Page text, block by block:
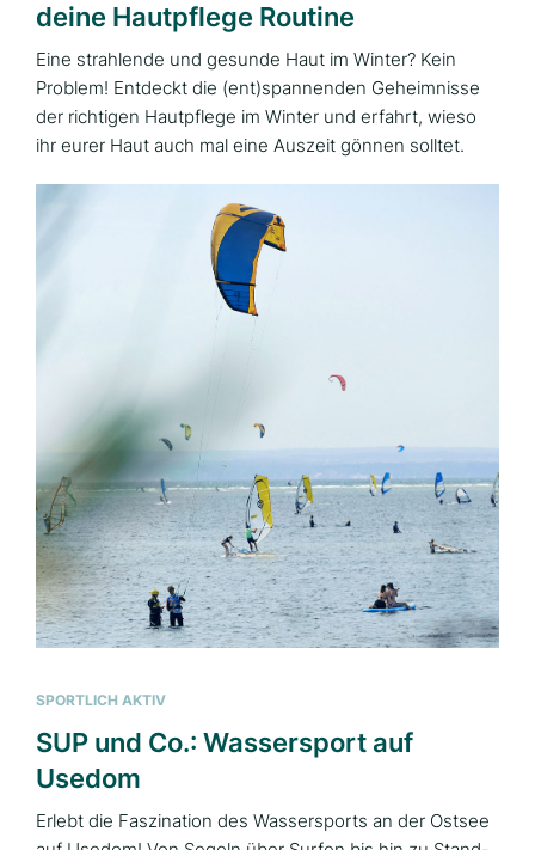
deine Hautpflege Routine
Eine strahlende und gesunde Haut im Winter? Kein
Problem! Entdeckt die (ent)spannenden Geheimnisse
der richtigen Hautpflege im Winter und erfahrt, wieso
ihr eurer Haut auch mal eine Auszeit gönnen solltet.
SPORTLICH AKTIV
SUP und Co.: Wassersport auf
Usedom
Erlebt die Faszination des Wassersports an der Ostsee